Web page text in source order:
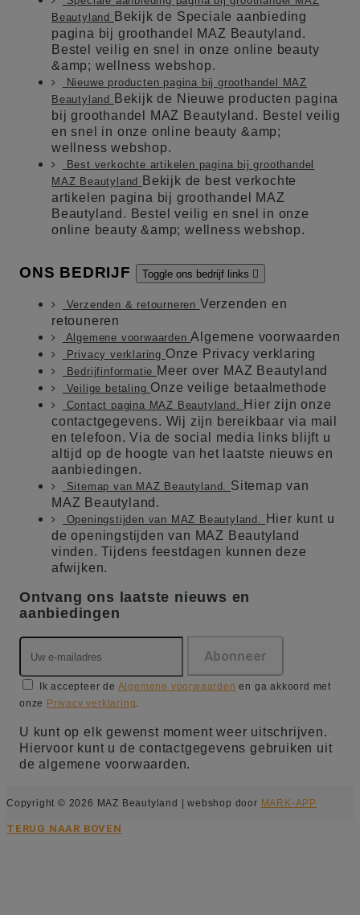
Beautyland
Bekijk de Speciale aanbieding
pagina bij groothandel MAZ Beautyland.
Bestel veilig en snel in onze online beauty
&amp; wellness webshop.
Nieuwe producten pagina bij groothandel MAZ
Beautyland
Bekijk de Nieuwe producten pagina
bij groothandel MAZ Beautyland. Bestel veilig
en snel in onze online beauty &amp;
wellness webshop.
Best verkochte artikelen pagina bij groothandel
MAZ Beautyland
Bekijk de best verkochte
artikelen pagina bij groothandel MAZ
Beautyland. Bestel veilig en snel in onze
online beauty &amp; wellness webshop.
ONS BEDRIJF Toggle ons bedrijf links 
Verzenden & retourneren Verzenden en
retouneren
Algemene voorwaardenAlgemene voorwaarden
Privacy verklaring Onze Privacy verklaring
Bedrijfinformatie Meer over MAZ Beautyland
Veilige betaling Onze veilige betaalmethode
Contact pagina MAZ Beautyland.
Hier zijn onze
contactgegevens. Wij zijn bereikbaar via mail
en telefoon. Via de social media links blijft u
altijd op de hoogte van het laatste nieuws en
aanbiedingen.
Sitemap van MAZ Beautyland. Sitemap van
MAZ Beautyland.
Openingstijden van MAZ Beautyland.
Hier kunt u
de openingstijden van MAZ Beautyland
vinden. Tijdens feestdagen kunnen deze
afwijken.
Ontvang ons laatste nieuws en
aanbiedingen
Ik accepteer de Algemene voorwaarden en ga akkoord met
onze Privacy verklaring.
U kunt op elk gewenst moment weer uitschrijven.
Hiervoor kunt u de contactgegevens gebruiken uit
de algemene voorwaarden.
Copyright © 2026 MAZ Beautyland | webshop door MARK-APP
TERUG NAAR BOVEN